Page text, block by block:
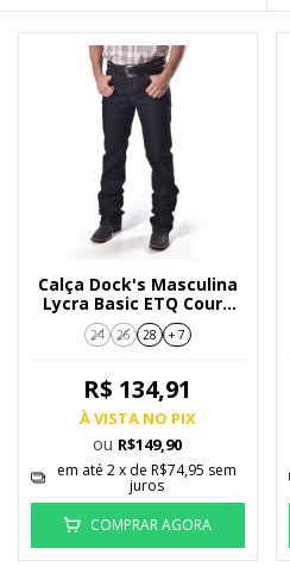
Calça Dock's Masculina
Lycra Basic ETQ Couro
1407-043
24 26 28 + 7
R$ 134,91
À VISTA NO PIX
ou R$149,90
em até2x deR$74,95 sem
juros
COMPRAR AGORA